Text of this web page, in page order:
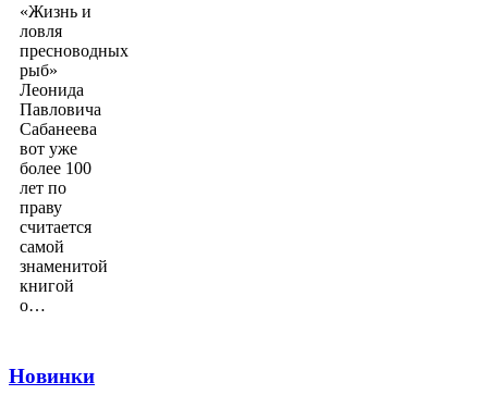
«Жизнь и
ловля
пресноводных
рыб»
Леонида
Павловича
Сабанеева
вот уже
более 100
лет по
праву
считается
самой
знаменитой
книгой
о…
Новинки